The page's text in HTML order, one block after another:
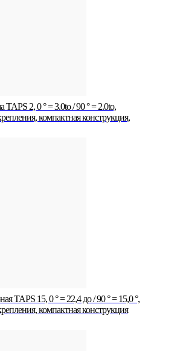
TAPS 2, 0 ° = 3.0to / 90 ° = 2.0to,
компактная конструкция,
TAPS 15, 0 ° = 22,4 до / 90 ° = 15,0 °,
компактная конструкция